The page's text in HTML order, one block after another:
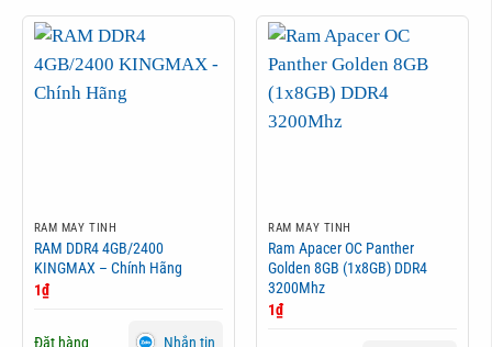
RAM MÁY TÍNH
RAM DDR4 4GB/2400
KINGMAX – Chính Hãng
1₫
Đặt hàng Nhắn tin
RAM MÁY TÍNH
Ram Apacer OC Panther
Golden 8GB (1x8GB) DDR4
3200Mhz
1₫